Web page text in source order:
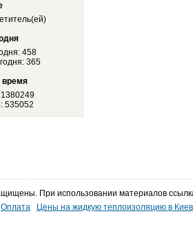
458
365
время
535052
При использовании материалов
Оплата Цены на жидкую теплоизоляцию в